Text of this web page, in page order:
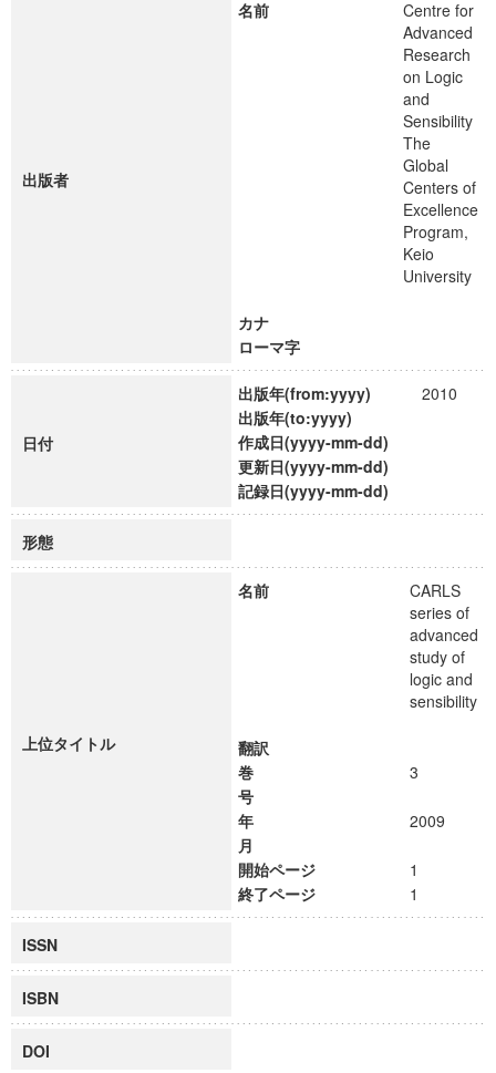
出版者
名前
Centre for
Advanced
Research
on Logic
and
Sensibility
The
Global
Centers of
Excellence
Program,
Keio
University
カナ
ローマ字
日付
出版年(from:yyyy)
2010
出版年(to:yyyy)
作成日(yyyy-mm-dd)
更新日(yyyy-mm-dd)
記録日(yyyy-mm-dd)
形態
上位タイトル
名前
CARLS
series of
advanced
study of
logic and
sensibility
翻訳
巻
3
号
年
2009
月
開始ページ
1
終了ページ
1
ISSN
ISBN
DOI